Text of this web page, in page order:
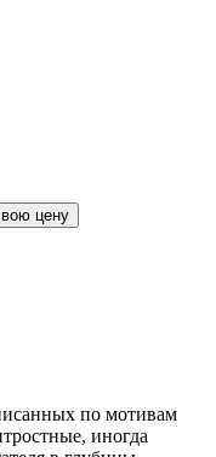
цену
по мотивам
иногда